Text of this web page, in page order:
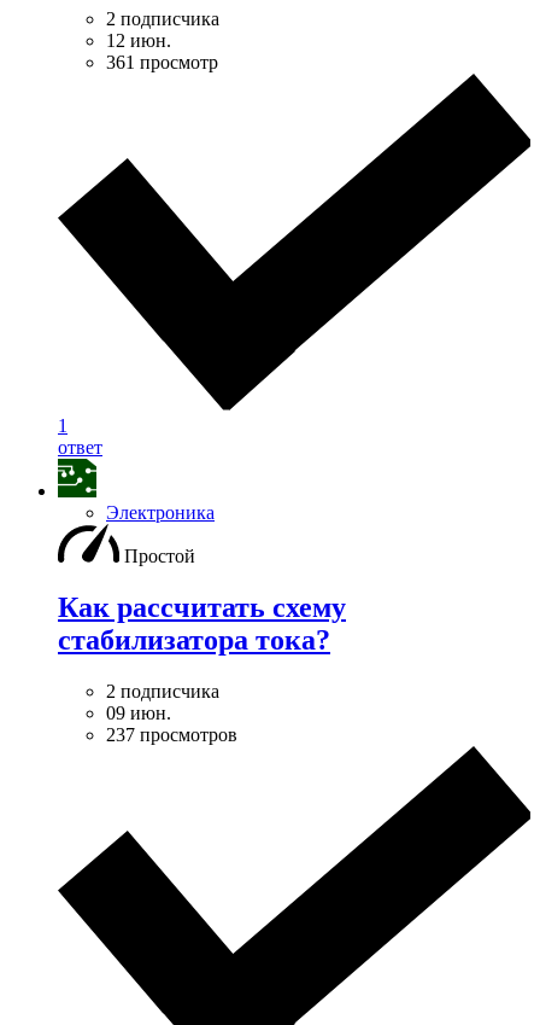
2 подписчика
12 июн.
361 просмотр
1
ответ
Электроника
Простой
Как рассчитать схему
стабилизатора тока?
2 подписчика
09 июн.
237 просмотров